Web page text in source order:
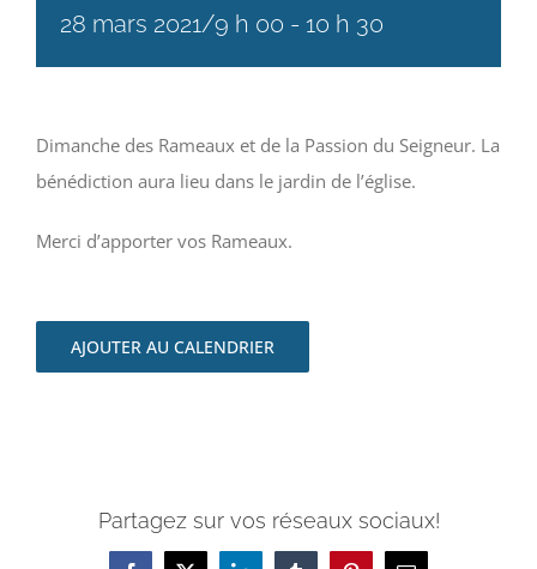
28 mars 2021/9 h 00 - 10 h 30
Dimanche des Rameaux et de la Passion du Seigneur. La
bénédiction aura lieu dans le jardin de l’église.
Merci d’apporter vos Rameaux.
AJOUTER AU CALENDRIER
Partagez sur vos réseaux sociaux!